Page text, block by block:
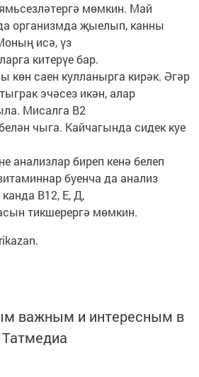
мөмкин. Май
организмда җыелып, канны
исә, үз
китерүе бар.
көн саен кулланырга кирәк. Әгәр
эчәсез икән, алар
Мисалга В2
чыга. Кайчагында сидек куе
анализлар биреп кенә белеп
буенча да анализ
В12, Е, Д,
тикшерергә мөмкин.
важным и интересным в
Татмедиа